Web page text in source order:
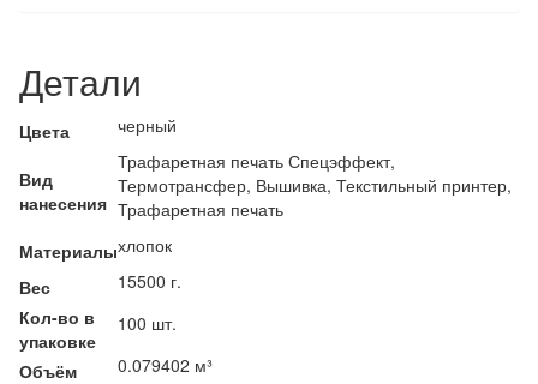
Детали
Цвета черный
Вид
нанесения
Трафаретная печать Спецэффект,
Термотрансфер, Вышивка, Текстильный принтер,
Трафаретная печать
Материалыхлопок
Вес
15500 г.
Кол-во в
упаковке
100 шт.
Объём
0.079402 м³